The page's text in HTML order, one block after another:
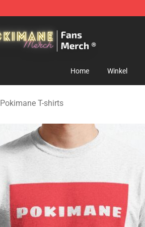
Home Winkel
Pokimane T-shirts